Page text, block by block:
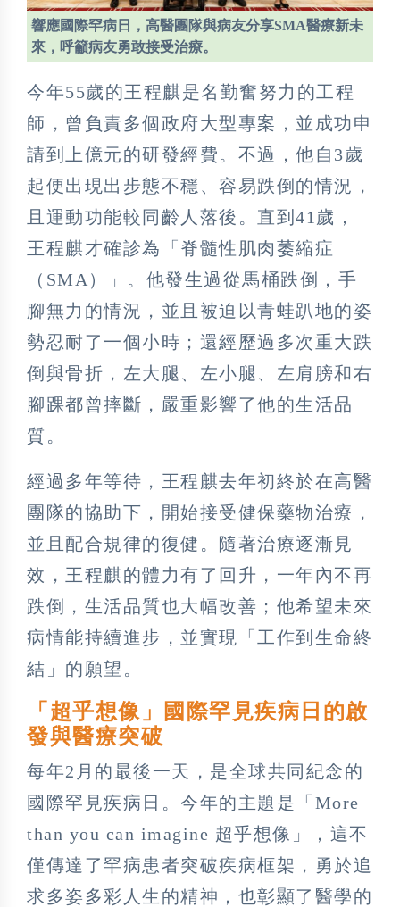
響應國際罕病日，高醫團隊與病友分享SMA醫療新未
來，呼籲病友勇敢接受治療。
今年55歲的王程麒是名勤奮努力的工程
師，曾負責多個政府大型專案，並成功申
請到上億元的研發經費。不過，他自3歲
起便出現出步態不穩、容易跌倒的情況，
且運動功能較同齡人落後。直到41歲，
王程麒才確診為「脊髓性肌肉萎縮症
（SMA）」。他發生過從馬桶跌倒，手
腳無力的情況，並且被迫以青蛙趴地的姿
勢忍耐了一個小時；還經歷過多次重大跌
倒與骨折，左大腿、左小腿、左肩膀和右
腳踝都曾摔斷，嚴重影響了他的生活品
質。
經過多年等待，王程麒去年初終於在高醫
團隊的協助下，開始接受健保藥物治療，
並且配合規律的復健。隨著治療逐漸見
效，王程麒的體力有了回升，一年內不再
跌倒，生活品質也大幅改善；他希望未來
病情能持續進步，並實現「工作到生命終
結」的願望。
「超乎想像」國際罕見疾病日的啟
發與醫療突破
每年2月的最後一天，是全球共同紀念的
國際罕見疾病日。今年的主題是「More
than you can imagine 超乎想像」，這不
僅傳達了罕病患者突破疾病框架，勇於追
求多姿多彩人生的精神，也彰顯了醫學的